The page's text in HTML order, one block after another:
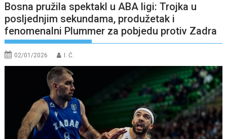
Bosna pružila spektakl u ABA ligi: Trojka u
posljednjim sekundama, produžetak i
fenomenalni Plummer za pobjedu protiv Zadra
02/01/2026 I. Ć.